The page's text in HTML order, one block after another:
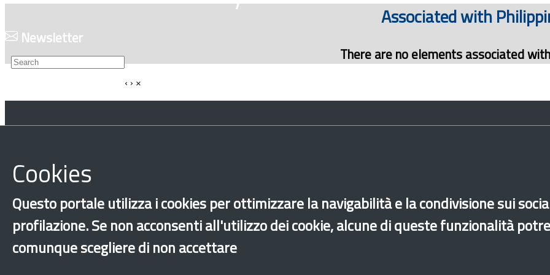
Newsletter
Associated with
There are no elements associated
‹ › ×
Cookies
Questo portale utilizza i cookies per ottimizzare la navigabilità e la condivisione sui
profilazione. Se non acconsenti all'utilizzo dei cookie, alcune di queste funzionalità
comunque scegliere di non accettare